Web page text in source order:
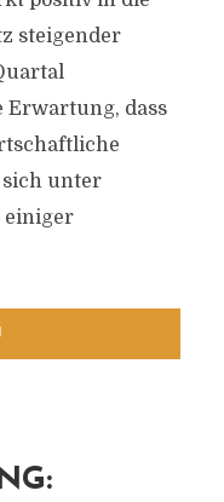
steigender
Erwartung, dass
unter
einiger